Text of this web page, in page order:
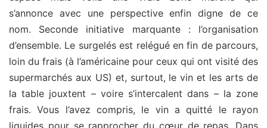
s’annonce avec une perspective enfin digne de ce
nom. Seconde initiative marquante : l’organisation
d’ensemble. Le surgelés est relégué en fin de parcours,
loin du frais (à l’américaine pour ceux qui ont visité des
supermarchés aux US) et, surtout, le vin et les arts de
la table jouxtent – voire s’intercalent dans – la zone
frais. Vous l’avez compris, le vin a quitté le rayon
liquides pour se rapprocher du cœur de repas. Dans